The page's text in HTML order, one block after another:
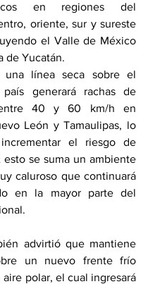
en regiones del
oriente, sur y sureste
el Valle de México
de Yucatán.
una línea seca sobre el
generará rachas de
40 y 60 km/h en
León y Tamaulipas, lo
el riesgo de
esto se suma un ambiente
caluroso que continuará
en la mayor parte del
advirtió que mantiene
un nuevo frente frío
aire polar, el cual ingresará